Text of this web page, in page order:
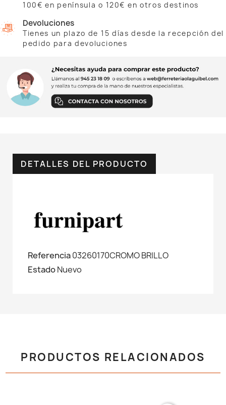
100€ en península o 120€ en otros destinos
Devoluciones
Tienes un plazo de 15 días desde la recepción del
pedido para devoluciones
DETALLES DEL PRODUCTO
Referencia03260170CROMO BRILLO
EstadoNuevo
PRODUCTOS RELACIONADOS